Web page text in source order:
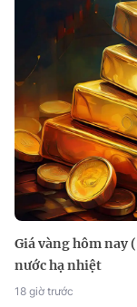
Giá vàng hôm nay
nước hạ nhiệt
18 giờ trước